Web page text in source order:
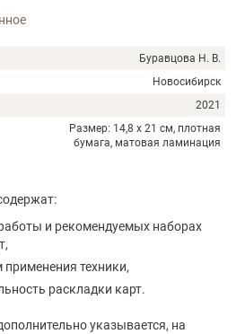
Буравцова Н. В.
Новосибирск
2021
Размер: 14,8 х 21 см, плотная
бумага, матовая ламинация
и рекомендуемых наборах
техники,
раскладки карт.
указывается, на